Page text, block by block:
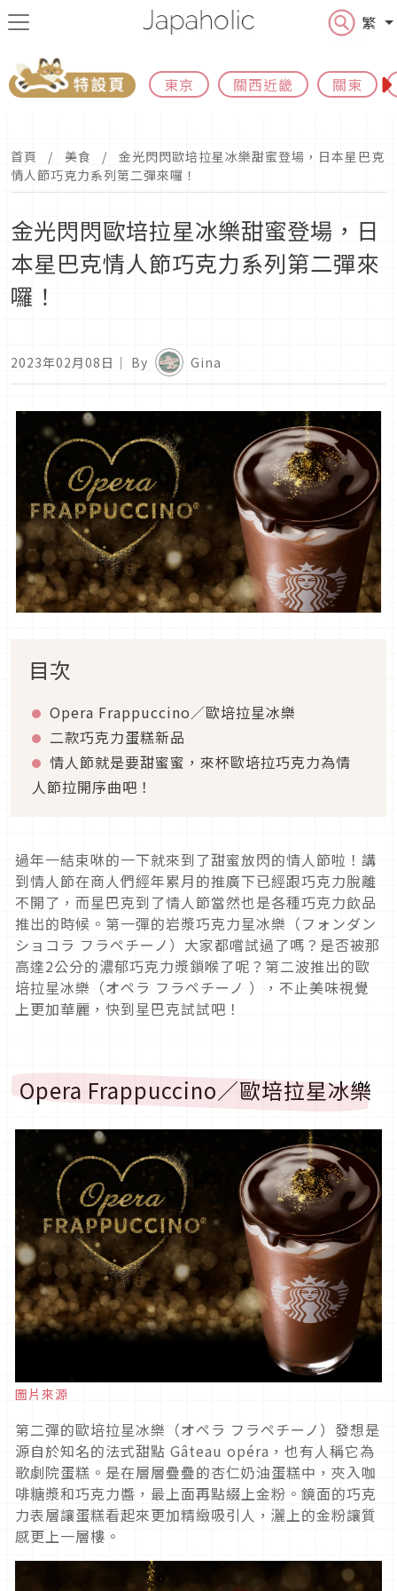
繁
東京 關西近畿 關東
首頁 美食
金光閃閃歐培拉星冰樂甜蜜登場，日本星巴克
情人節巧克力系列第二彈來囉！
金光閃閃歐培拉星冰樂甜蜜登場，日
本星巴克情人節巧克力系列第二彈來
囉！
2023年02月08日 ｜ By Gina
目次
Opera Frappuccino／歐培拉星冰樂
二款巧克力蛋糕新品
情人節就是要甜蜜蜜，來杯歐培拉巧克力為情
人節拉開序曲吧！
過年一結束咻的一下就來到了甜蜜放閃的情人節啦！講
到情人節在商人們經年累月的推廣下已經跟巧克力脫離
不開了，而星巴克到了情人節當然也是各種巧克力飲品
推出的時候。第一彈的岩漿巧克力星冰樂（フォンダン
ショコラ フラペチーノ）大家都嚐試過了嗎？是否被那
高達2公分的濃郁巧克力漿鎖喉了呢？第二波推出的歐
培拉星冰樂（オペラ フラペチーノ ），不止美味視覺
上更加華麗，快到星巴克試試吧！
Opera Frappuccino／歐培拉星冰樂
圖片來源
第二彈的歐培拉星冰樂（オペラ フラペチーノ）發想是
源自於知名的法式甜點 Gâteau opéra，也有人稱它為
歌劇院蛋糕。是在層層疊疊的杏仁奶油蛋糕中，夾入咖
啡糖漿和巧克力醬，最上面再點綴上金粉。鏡面的巧克
力表層讓蛋糕看起來更加精緻吸引人，灑上的金粉讓質
感更上一層樓。